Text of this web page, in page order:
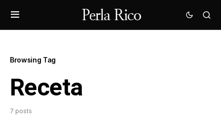
Browsing Tag
Receta
7 posts